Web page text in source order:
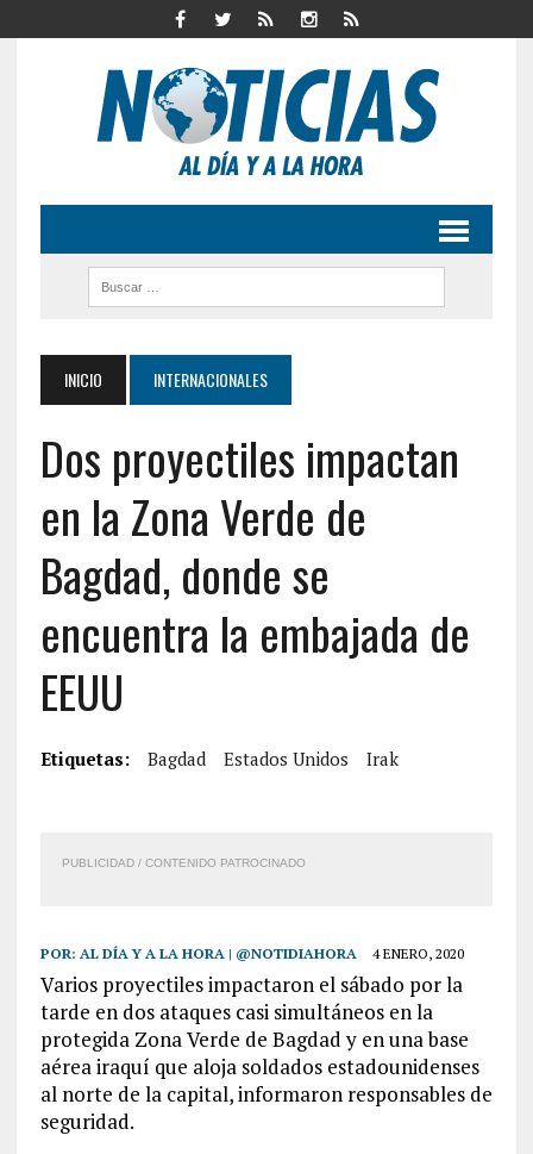
INICIO INTERNACIONALES
Dos proyectiles impactan
en la Zona Verde de
Bagdad, donde se
encuentra la embajada de
EEUU
Etiquetas: Bagdad Estados Unidos Irak
PUBLICIDAD / CONTENIDO PATROCINADO
POR: AL DÍA Y A LA HORA | @NOTIDIAHORA 4 ENERO, 2020
Varios proyectiles impactaron el sábado por la
tarde en dos ataques casi simultáneos en la
protegida Zona Verde de Bagdad y en una base
aérea iraquí que aloja soldados estadounidenses
al norte de la capital, informaron responsables de
seguridad.